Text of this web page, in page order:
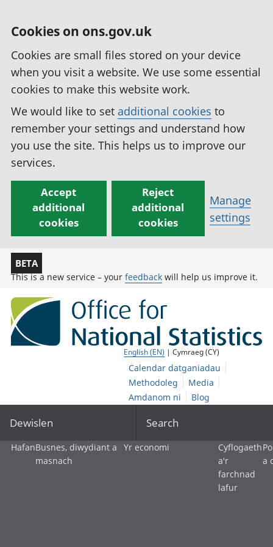
Cookies on ons.gov.uk
Cookies are small files stored on your device
when you visit a website. We use some essential
cookies to make this website work.
We would like to set additional cookies to
remember your settings and understand how
you use the site. This helps us to improve our
services.
Accept
additional
cookies
Reject
additional
cookies
Manage
settings
BETA
This is a new service – your feedback will help us improve it.
English (EN) | Cymraeg (CY)
Calendar datganiadau
Methodoleg
Media
Amdanom ni
Blog
Dewislen Search
HafanBusnes, diwydiant a
masnach
Yr economi
Cyflogaeth
a'r
farchnad
lafur
a